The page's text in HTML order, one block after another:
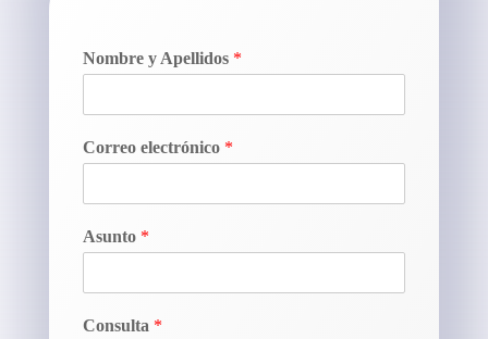
Nombre y Apellidos *
Correo electrónico *
Asunto *
Consulta *